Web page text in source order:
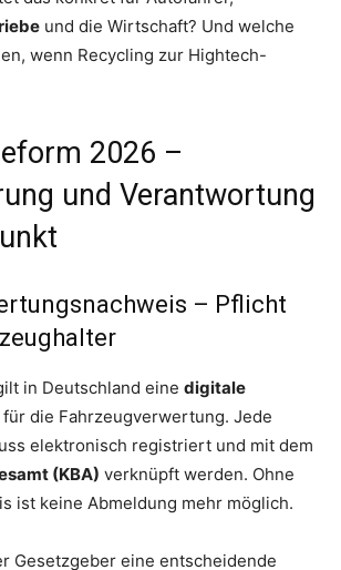
und die Wirtschaft? Und welche
wenn Recycling zur Hightech-
2026 –
und Verantwortung
– Pflicht
in Deutschland eine digitale
für die Fahrzeugverwertung. Jede
elektronisch registriert und mit dem
(KBA) verknüpft werden. Ohne
ist keine Abmeldung mehr möglich.
Gesetzgeber eine entscheidende